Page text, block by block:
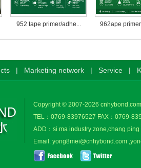
952 tape primer/adhe... 962ape
| Marketing network | Service |
Copyright © 2007-2026 cnhybond.com
TEL：0769-83976527 FAX：0769-
ADD：si ma industry zone,chang
Email: yong8mei@cnhybond.com